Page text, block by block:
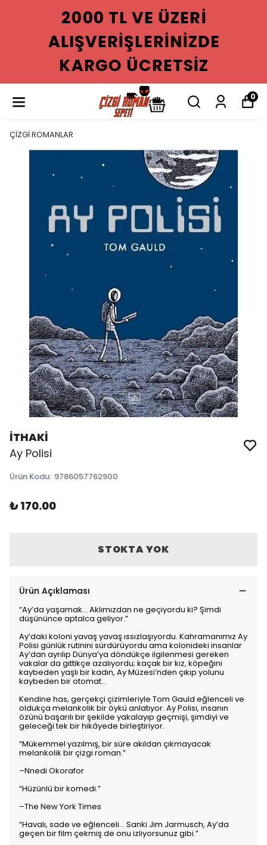
2000 TL VE ÜZERI
ALIŞVERIŞLERINIZDE
KARGO ÜCRETSIZ
0
ÇİZGİ ROMANLAR
İTHAKİ
Ay Polisi
Ürün Kodu: 9786057762900
₺ 170.00
STOKTA YOK
Ürün Açıklaması
“Ay’da yaşamak... Aklımızdan ne geçiyordu ki? Şimdi
düşününce aptalca geliyor.”
Ay’daki koloni yavaş yavaş ıssızlaşıyordu. Kahramanımız Ay
Polisi günlük rutinini sürdürüyordu ama kolonideki insanlar
Ay’dan ayrılıp Dünya’ya döndükçe ilgilenmesi gereken
vakalar da gittikçe azalıyordu; kaçak bir kız, köpeğini
kaybeden yaşlı bir kadın, Ay Müzesi’nden çıkıp yolunu
kaybeden bir otomat…
Kendine has, gerçekçi çizimleriyle Tom Gauld eğlenceli ve
oldukça melankolik bir öykü anlatıyor. Ay Polisi, insanın
özünü başarılı bir şekilde yakalayıp geçmişi, şimdiyi ve
geleceği tek bir hikâyede birleştiriyor.
“Mükemmel yazılmış, bir süre akıldan çıkmayacak
melankolik bir çizgi roman.”
–Nnedi Okorafor
“Hüzünlü bir komedi.”
–The New York Times
“Havalı, sade ve eğlenceli… Sanki Jim Jarmusch, Ay’da
geçen bir film çekmiş de onu izliyorsunuz gibi.”